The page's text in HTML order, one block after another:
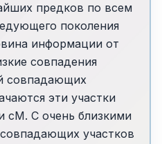
предков по всем
поколения
информации от
совпадения
совпадающих
эти участки
сМ. С очень близкими
участков